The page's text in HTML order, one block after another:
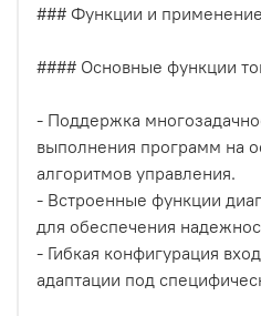
### Функции и применение
#### Основные функции
- Поддержка
выполнения программ на
алгоритмов управления.
- Встроенные функции
для обеспечения
- Гибкая конфигурация
адаптации под